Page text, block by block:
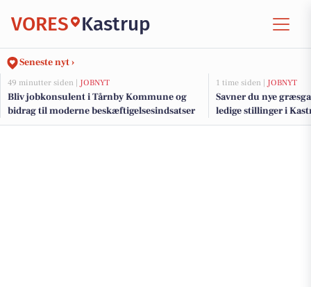
VORES Kastrup
Seneste nyt ›
49 minutter siden | JOBNYT
Bliv jobkonsulent i Tårnby Kommune og
bidrag til moderne beskæftigelsesindsatser
1 time siden | JOBNYT
Savner du nye
ledige stillinger i